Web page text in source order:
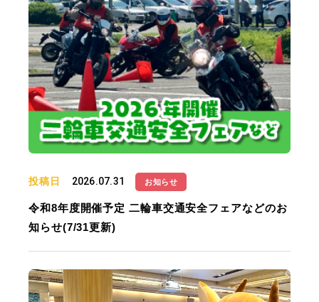
投稿日 2026.07.31 お知らせ
令和8年度開催予定 二輪車交通安全フェアなどのお
知らせ(7/31更新)